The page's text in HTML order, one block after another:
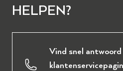
HELPEN?
Vind snel antwoord